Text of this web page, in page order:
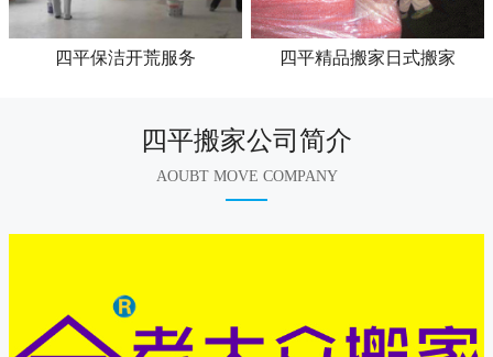
四平保洁开荒服务 四平精品搬家日式搬家
四平搬家公司简介
AOUBT MOVE COMPANY